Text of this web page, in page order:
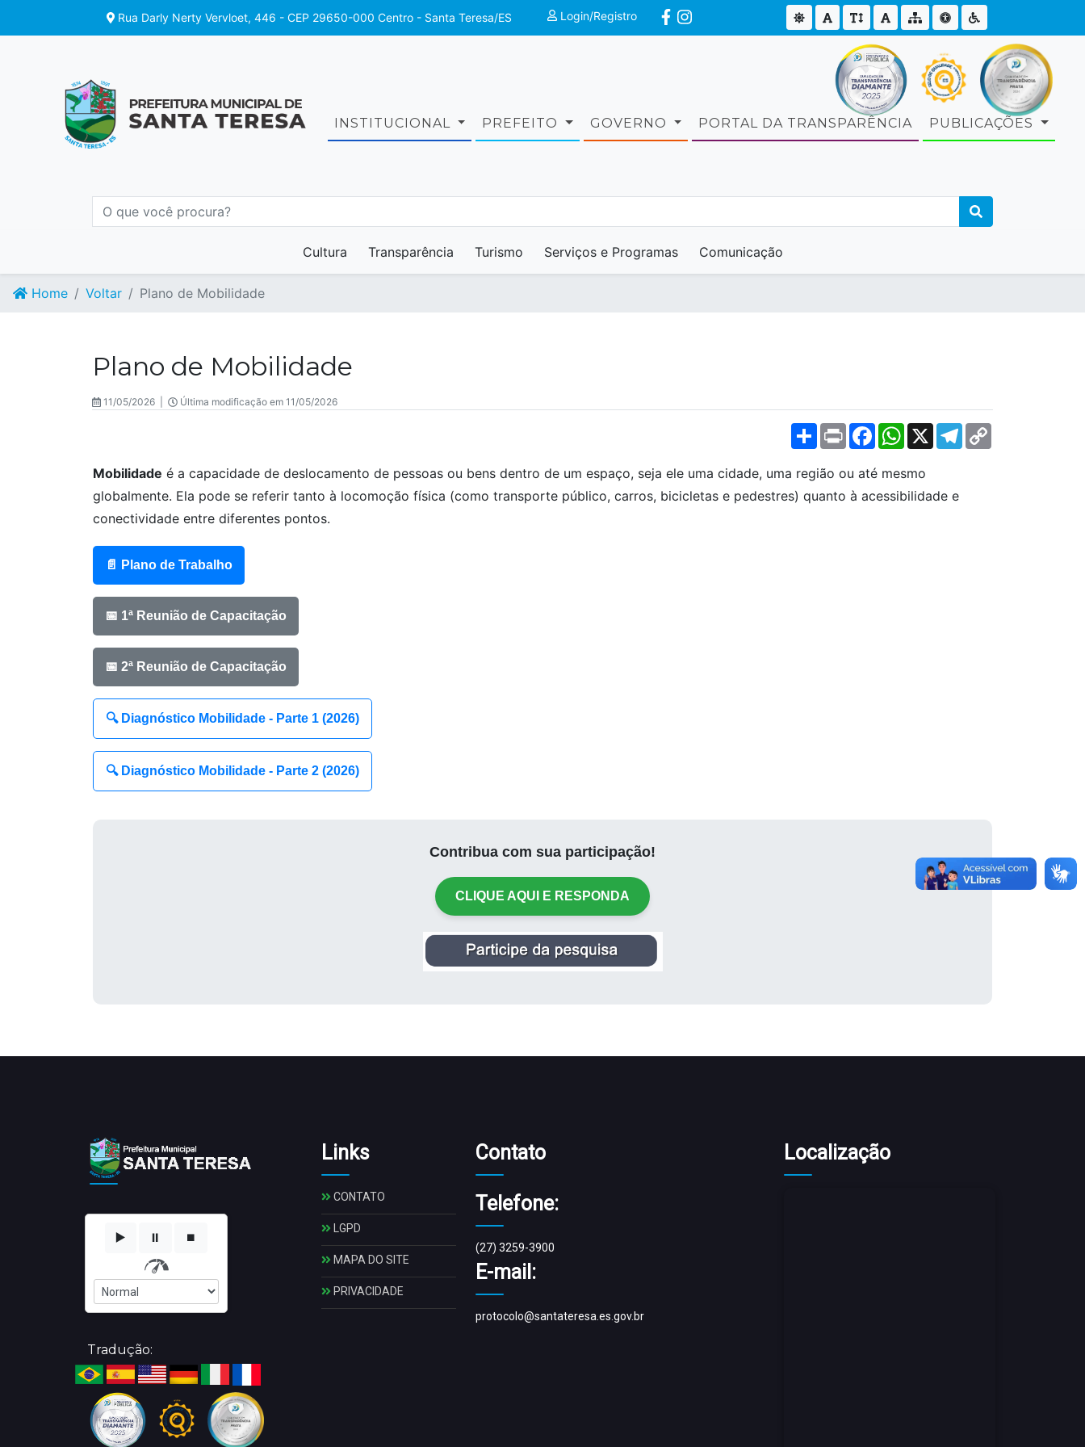
Rua Darly Nerty Vervloet, 446 - CEP 29650-000 Centro - Santa Teresa/ES Login/Registro
INSTITUCIONAL PREFEITO GOVERNO PORTAL DA TRANSPARÊNCIA PUBLICAÇÕES
Cultura Transparência Turismo Serviços e Programas Comunicação
Home Voltar Plano de Mobilidade
Plano de Mobilidade
11/05/2026 | Última modificação em 11/05/2026
SharePrint FacebookWhatsApp
X Telegram
Mobilidade é a capacidade de deslocamento de pessoas ou bens dentro de um espaço, seja ele uma cidade, uma região ou até mesmo
globalmente. Ela pode se referir tanto à locomoção física (como transporte público, carros, bicicletas e pedestres) quanto à acessibilidade e
conectividade entre diferentes pontos.
📄 Plano de Trabalho
📅 1ª Reunião de Capacitação
📅 2ª Reunião de Capacitação
🔍 Diagnóstico Mobilidade - Parte 1 (2026)
🔍 Diagnóstico Mobilidade - Parte 2 (2026)
Contribua com sua participação!
CLIQUE AQUI E RESPONDA
▶️ ⏸️ ⏹️
Tradução:
Links
CONTATO
LGPD
MAPA DO SITE
PRIVACIDADE
Contato
Telefone:
(27) 3259-3900
E-mail:
protocolo@santateresa.es.gov.br
Localização